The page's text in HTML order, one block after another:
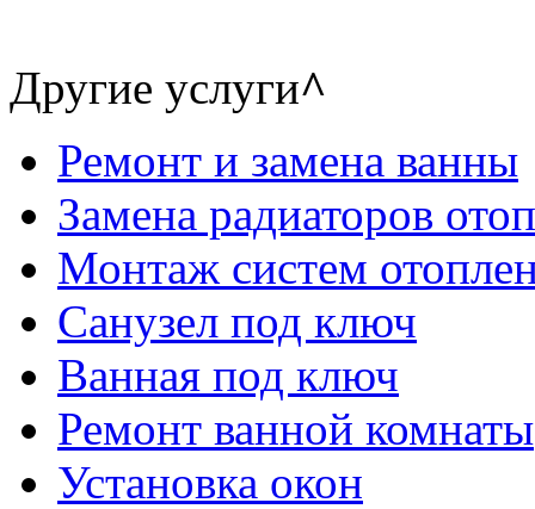
Другие услуги^
Ремонт и замена ванны
Замена радиаторов
Монтаж систем
Санузел под ключ
Ванная под ключ
Ремонт ванной комнаты
Установка окон